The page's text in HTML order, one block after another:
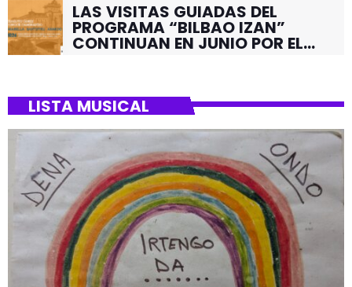
LAS VISITAS GUIADAS DEL
PROGRAMA “BILBAO IZAN”
CONTINUAN EN JUNIO POR EL
LISTA MUSICAL